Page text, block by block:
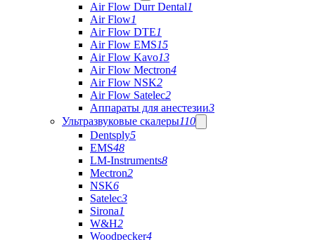
Air Flow Durr Dental1
Air Flow1
Air Flow DTE1
Air Flow EMS15
Air Flow Kavo13
Air Flow Mectron4
Air Flow NSK2
Air Flow Satelec2
Аппараты для анестезии3
Ультразвуковые скалеры110
Dentsply5
EMS48
LM-Instruments8
Mectron2
NSK6
Satelec3
Sirona1
W&H2
Woodpecker4